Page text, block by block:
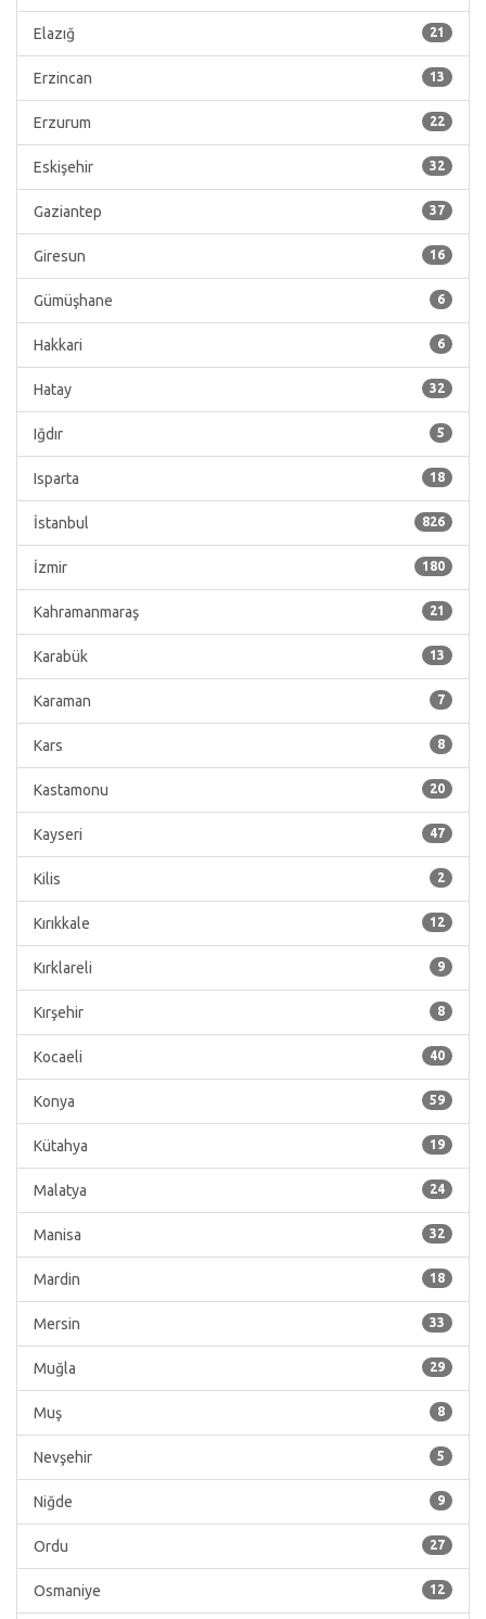
21
Elazığ
13
Erzincan
22
Erzurum
32
Eskişehir
37
Gaziantep
16
Giresun
6
Gümüşhane
6
Hakkari
32
Hatay
5
Iğdır
18
Isparta
826
İstanbul
180
İzmir
21
Kahramanmaraş
13
Karabük
7
Karaman
8
Kars
20
Kastamonu
47
Kayseri
2
Kilis
12
Kırıkkale
9
Kırklareli
8
Kırşehir
40
Kocaeli
59
Konya
19
Kütahya
24
Malatya
32
Manisa
18
Mardin
33
Mersin
29
Muğla
8
Muş
5
Nevşehir
9
Niğde
27
Ordu
12
Osmaniye